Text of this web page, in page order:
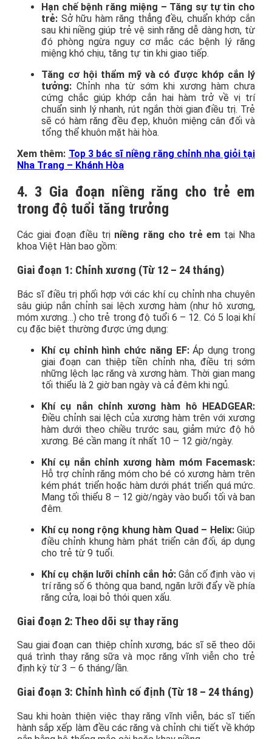
Hạn chế bệnh răng miệng – Tăng sự tự tin cho
trẻ: Sở hữu hàm răng thẳng đều, chuẩn khớp cắn
sau khi niềng giúp trẻ vệ sinh răng dễ dàng hơn, từ
đó phòng ngừa nguy cơ mắc các bệnh lý răng
miệng khó chịu, tăng tự tin khi giao tiếp.
Tăng cơ hội thẩm mỹ và có được khớp cắn lý
tưởng: Chỉnh nha từ sớm khi xương hàm chưa
cứng chắc giúp khớp cắn hai hàm trở về vị trí
chuẩn sinh lý nhanh, rút ngắn thời gian điều trị. Trẻ
sẽ có hàm răng đều đẹp, khuôn miệng cân đối và
tổng thể khuôn mặt hài hòa.
Xem thêm: Top 3 bác sĩ niềng răng chỉnh nha giỏi tại
Nha Trang – Khánh Hòa
4. 3 Gia đoạn niềng răng cho trẻ em
trong độ tuổi tăng trưởng
Các giai đoạn điều trị niềng răng cho trẻ em tại Nha
khoa Việt Hàn bao gồm:
Giai đoạn 1: Chỉnh xương (Từ 12 – 24 tháng)
Bác sĩ điều trị phối hợp với các khí cụ chỉnh nha chuyên
sâu giúp nắn chỉnh sai lệch xương hàm (như hô xương,
móm xương…) cho trẻ trong độ tuổi 6 – 12. Có 5 loại khí
cụ đặc biệt thường được ứng dụng:
Khí cụ chỉnh hình chức năng EF:Áp dụng trong
giai đoạn can thiệp tiền chỉnh nha, điều trị sớm
những lệch lạc răng và xương hàm. Thời gian mang
tối thiểu là 2 giờ ban ngày và cả đêm khi ngủ.
Khí cụ nắn chỉnh xương hàm hô HEADGEAR:
Điều chỉnh sai lệch của xương hàm trên với xương
hàm dưới theo chiều trước sau, giảm mức độ hô
xương. Bé cần mang ít nhất 10 – 12 giờ/ngày.
Khí cụ nắn chỉnh xương hàm móm Facemask:
Hỗ trợ chỉnh răng móm cho bé có xương hàm trên
kém phát triển hoặc hàm dưới phát triển quá mức.
Mang tối thiểu 8 – 12 giờ/ngày vào buổi tối và ban
đêm.
Khí cụ nong rộng khung hàm Quad – Helix:Giúp
điều chỉnh khung hàm phát triển cân đối, áp dụng
cho trẻ từ 9 tuổi.
Khí cụ chặn lưỡi chỉnh cắn hở:Gắn cố định vào vị
trí răng số 6 thông qua band, ngăn lưỡi đẩy về phía
răng cửa, loại bỏ thói quen xấu.
Giai đoạn 2: Theo dõi sự thay răng
Sau giai đoạn can thiệp chỉnh xương, bác sĩ sẽ theo dõi
quá trình thay răng sữa và mọc răng vĩnh viễn cho trẻ
định kỳ từ 3 – 6 tháng/lần.
Giai đoạn 3: Chỉnh hình cố định (Từ 18 – 24 tháng)
Sau khi hoàn thiện việc thay răng vĩnh viễn, bác sĩ tiến
hành sắp xếp làm đều các răng và chỉnh chi tiết về khớp